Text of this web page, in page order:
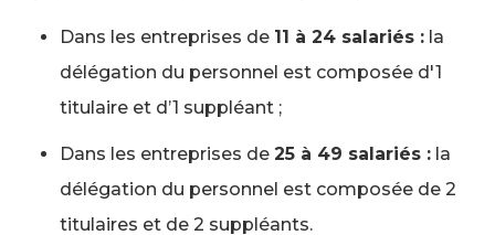
Dans les entreprises de 11 à 24 salariés : la
délégation du personnel est composée d'1
titulaire et d’1 suppléant ;
Dans les entreprises de 25 à 49 salariés : la
délégation du personnel est composée de 2
titulaires et de 2 suppléants.